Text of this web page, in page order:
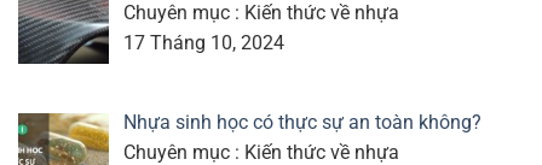
Chuyên mục : Kiến thức về nhựa
17 Tháng 10, 2024
Nhựa sinh học có thực sự an toàn không?
Chuyên mục : Kiến thức về nhựa